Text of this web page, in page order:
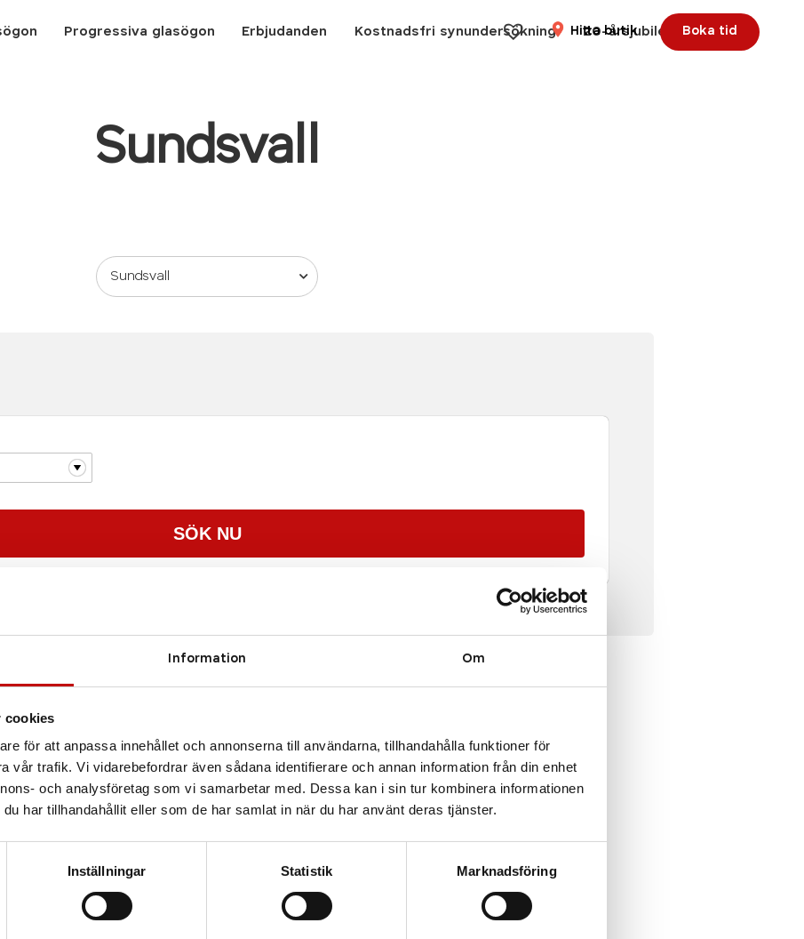
Information Om
cookies
för att anpassa innehållet och annonserna till användarna, tillhandahålla funktioner för
vår trafik. Vi vidarebefordrar även sådana identifierare och annan information från din enhet
och analysföretag som vi samarbetar med. Dessa kan i sin tur kombinera informationen
har tillhandahållit eller som de har samlat in när du har använt deras tjänster.
Inställningar Statistik Marknadsföring
Progressiva glasögon Erbjudanden Kostnadsfri synundersökning 20-årsjubileum
Hitta butik Boka tid
Sundsvall
Sundsvall